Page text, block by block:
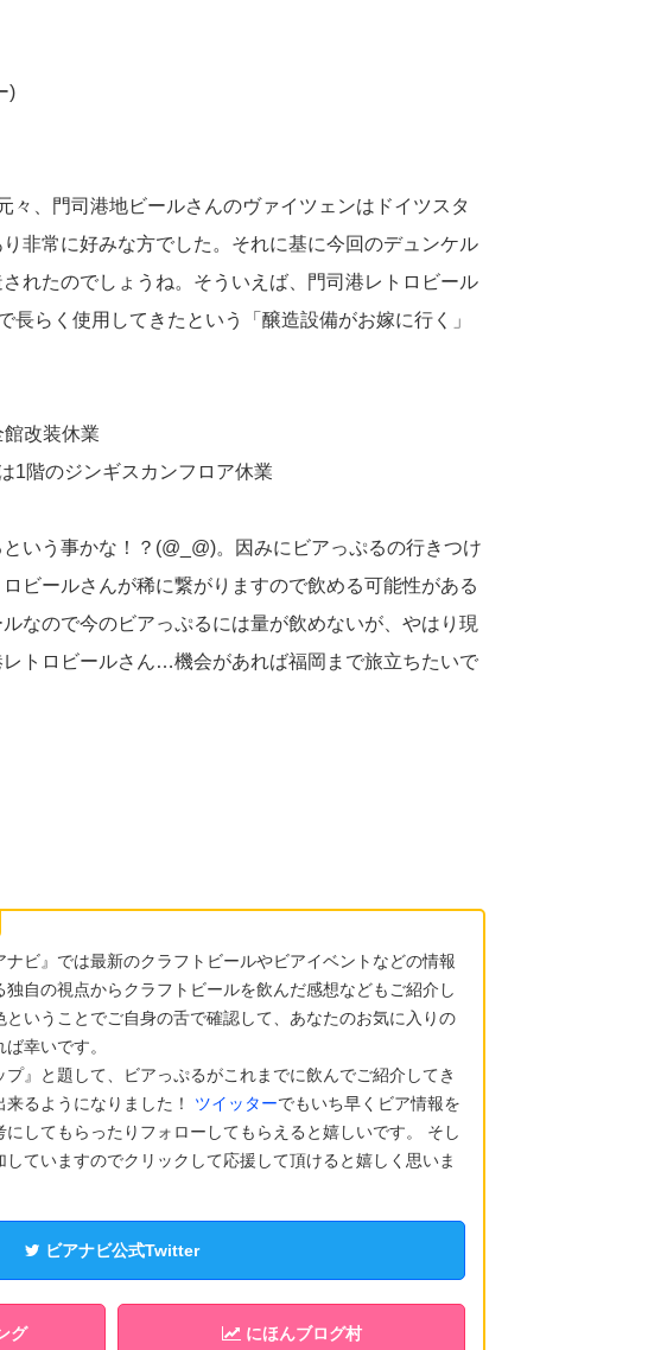
)
々、門司港地ビールさんのヴァイツェンはドイツスタ
非常に好みな方でした。それに基に今回のデュンケル
れたのでしょうね。そういえば、門司港レトロビール
長らく使用してきたという「醸造設備がお嫁に行く」
改装休業
1階のジンギスカンフロア休業
いう事かな！？(@_@)。因みにビアっぷるの行きつけ
ビールさんが稀に繋がりますので飲める可能性がある
なので今のビアっぷるには量が飲めないが、やはり現
トロビールさん…機会があれば福岡まで旅立ちたいで
ナビ』では最新のクラフトビールやビアイベントなどの情報
自の視点からクラフトビールを飲んだ感想などもご紹介し
いうことでご自身の舌で確認して、あなたのお気に入りの
幸いです。
』と題して、ビアっぷるがこれまでに飲んでご紹介してき
るようになりました！ ツイッターでもいち早くビア情報を
してもらったりフォローしてもらえると嬉しいです。 そし
ていますのでクリックして応援して頂けると嬉しく思いま
ビアナビ公式Twitter
グ にほんブログ村